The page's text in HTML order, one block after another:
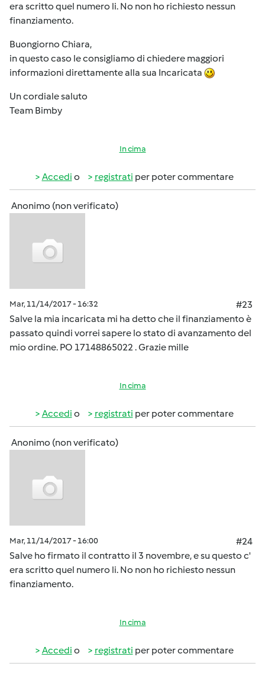
era scritto quel numero li. No non ho richiesto nessun
finanziamento.
Buongiorno Chiara,
in questo caso le consigliamo di chiedere maggiori
informazioni direttamente alla sua Incaricata
Un cordiale saluto
Team Bimby
In cima
Accedi o registrati per poter commentare
Anonimo (non verificato)
Mar, 11/14/2017 - 16:32
#23
Salve la mia incaricata mi ha detto che il finanziamento è
passato quindi vorrei sapere lo stato di avanzamento del
mio ordine. PO 17148865022 . Grazie mille
In cima
Accedi o registrati per poter commentare
Anonimo (non verificato)
Mar, 11/14/2017 - 16:00
#24
Salve ho firmato il contratto il 3 novembre, e su questo c'
era scritto quel numero li. No non ho richiesto nessun
finanziamento.
In cima
Accedi o registrati per poter commentare